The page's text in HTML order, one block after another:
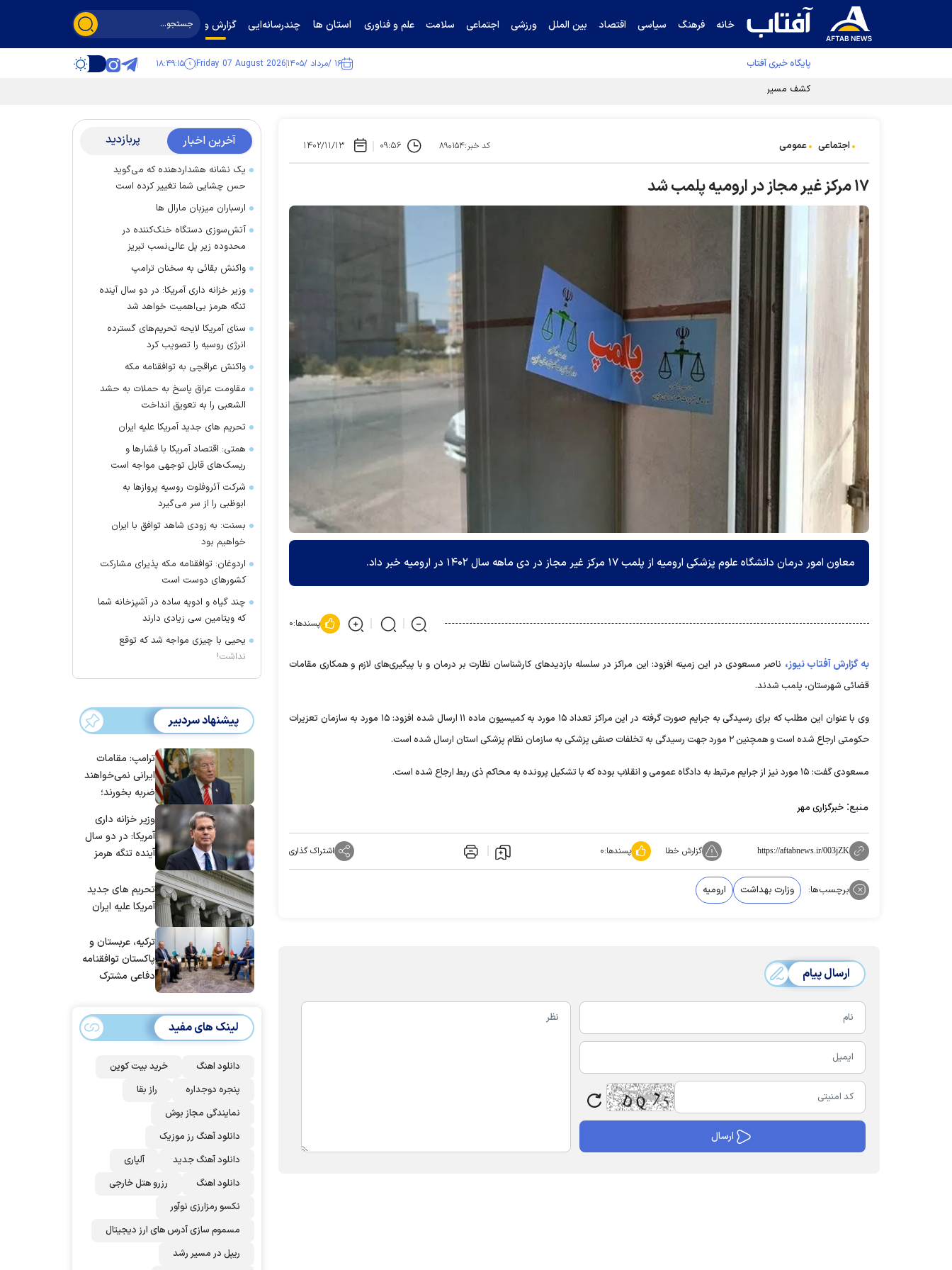
خانه فرهنگ سیاسی اقتصاد بین الملل ورزشی اجتماعی سلامت علم و فناوری استان ها چندرسانه‌ایی گزارش و گفت‌وگو
پایگاه خبری آفتاب ۱۶ /مرداد /۱۴۰۵ Friday 07 August 2026 ۱۸:۴۹:۱۵
کشف مسیر توقف‌ناپذیری سلول‌های سرطانی
اجتماعی عمومی کد خبر:۸۹۰۱۵۴ ۰۹:۵۶ ۱۴۰۲/۱۱/۱۳
۱۷ مرکز غیر مجاز در ارومیه پلمب شد
معاون امور درمان دانشگاه علوم پزشکی ارومیه از پلمب ۱۷ مرکز غیر مجاز در دی ماهه سال ۱۴۰۲ در ارومیه خبر داد.
پسندها:۰
به گزارش آفتاب نیوز، ناصر مسعودی در این زمینه افزود: این مراکز در سلسله بازدید‌های کارشناسان نظارت بر درمان و با پیگیری‌های لازم و همکاری مقامات
قضائی شهرستان، پلمب شدند.
وی با عنوان این مطلب که برای رسیدگی به جرایم صورت گرفته در این مراکز تعداد ۱۵ مورد به کمیسیون ماده ۱۱ ارسال شده افزود: ۱۵ مورد به سازمان تعزیرات
حکومتی ارجاع شده است و همچنین ۲ مورد جهت رسیدگی به تخلفات صنفی پزشکی به سازمان نظام پزشکی استان ارسال شده است.
مسعودی گفت: ۱۵ مورد نیز از جرایم مرتبط به دادگاه عمومی و انقلاب بوده که با تشکیل پرونده به محاکم ذی ربط ارجاع شده است.
منبع: خبرگزاری مهر
https://aftabnews.ir/003jZK گزارش خطا پسندها:۰ اشتراک گذاری
برچسب‌ها: وزارت بهداشت ارومیه
ارسال پیام
آخرین اخبار پربازدید
یک نشانه هشداردهنده که می‌گوید
حس چشایی شما تغییر کرده است
ارسباران میزبان مارال ها
آتش‌سوزی دستگاه خنک‌کننده در
محدوده زیر پل عالی‌نسب تبریز
واکنش بقائی به سخنان ترامپ
وزیر خزانه داری آمریکا: در دو سال آینده
تنگه هرمز بی‌اهمیت خواهد شد
سنای آمریکا لایحه تحریم‌های گسترده
انرژی روسیه را تصویب کرد
واکنش عراقچی به توافقنامه مکه
مقاومت عراق پاسخ به حملات به حشد
الشعبی را به تعویق انداخت
تحریم های جدید آمریکا علیه ایران
همتی: اقتصاد آمریکا با فشارها و
ریسک‌های قابل توجهی مواجه است
شرکت آئروفلوت روسیه پرواز‌ها به
ابوظبی را از سر می‌گیرد
بسنت: به زودی شاهد توافق با ایران
خواهیم بود
اردوغان: توافقنامه مکه پذیرای مشارکت
کشور‌های دوست است
چند گیاه و ادویه ساده در آشپزخانه شما
که ویتامین سی زیادی دارند
یحیی با چیزی مواجه شد که توقع
نداشت!
پیشنهاد سردبیر
ترامپ: مقامات
ایرانی نمی‌خواهند
ضربه بخورند؛
توافق برسند
وزیر خزانه داری
آمریکا: در دو سال
آینده تنگه هرمز
شد
تحریم های جدید
آمریکا علیه ایران
ترکیه، عربستان و
پاکستان توافقنامه
دفاعی مشترک
لینک های مفید
دانلود اهنگ
خرید بیت کوین
پنجره دوجداره
راز بقا
نمایندگی مجاز بوش
دانلود آهنگ رز‌ موزیک
دانلود آهنگ جدید
آلپاری
دانلود اهنگ
رزرو هتل خارجی
نکسو رمزارزی نوآور
مسموم سازی آدرس های ارز دیجیتال
ریپل در مسیر رشد